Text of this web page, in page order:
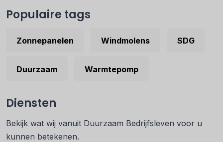
Populaire tags
Zonnepanelen Windmolens SDG
Duurzaam Warmtepomp
Diensten
Bekijk wat wij vanuit Duurzaam Bedrijfsleven voor u
kunnen betekenen.